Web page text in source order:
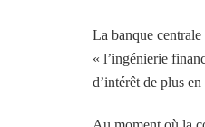
La banque
« l’ingénierie
d’intérêt de plus